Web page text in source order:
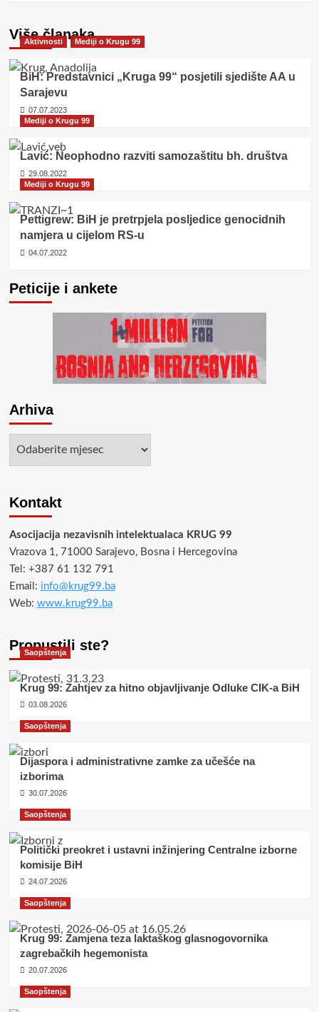
Više članaka
Aktivnosti Mediji o Krugu 99
BiH: Predstavnici „Kruga 99“ posjetili sjedište AA u
Sarajevu
07.07.2023
Mediji o Krugu 99
Lavić: Neophodno razviti samozaštitu bh. društva
29.08.2022
Mediji o Krugu 99
Pettigrew: BiH je pretrpjela posljedice genocidnih
namjera u cijelom RS-u
04.07.2022
Peticije i ankete
Arhiva
Kontakt
Asocijacija nezavisnih intelektualaca KRUG 99
Vrazova 1, 71000 Sarajevo, Bosna i Hercegovina
Tel: +387 61 132 791
Email: info@krug99.ba
Web: www.krug99.ba
Propustili ste?
Saopštenja
Krug 99: Zahtjev za hitno objavljivanje Odluke CIK-a BiH
03.08.2026
Saopštenja
Dijaspora i administrativne zamke za učešće na
izborima
30.07.2026
Saopštenja
Politički preokret i ustavni inžinjering Centralne izborne
komisije BiH
24.07.2026
Saopštenja
Krug 99: Zamjena teza laktaškog glasnogovornika
zagrebačkih hegemonista
20.07.2026
Saopštenja